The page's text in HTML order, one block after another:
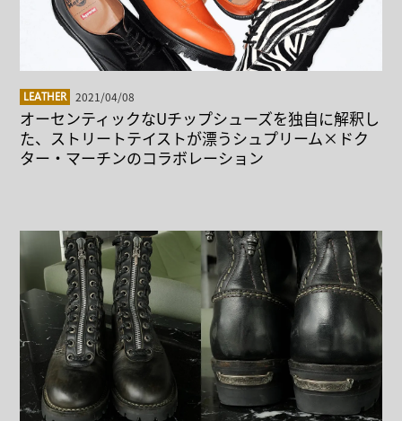
LEATHER 2021/04/08
オーセンティックなUチップシューズを独自に解釈し
た、ストリートテイストが漂うシュプリーム×ドク
ター・マーチンのコラボレーション